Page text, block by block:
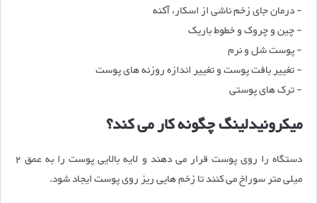
- درمان جای زخم ناشی از اسکار، آکنه
- چین و چروک و خطوط باریک
- پوست شل و نرم
- تغییر بافت پوست و تغییر اندازه روزنه های پوست
- ترک های پوستی
میکرونیدلینگ چگونه کار می کند؟
دستگاه را روی پوست قرار می دهند و لایه بالایی پوست را به عمق 2
میلی متر سوراخ می کنند تا زخم هایی ریز روی پوست ایجاد شود.